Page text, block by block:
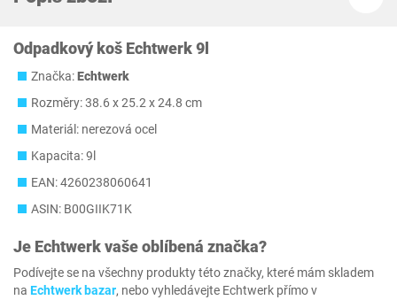
Odpadkový koš Echtwerk 9l
Značka:Echtwerk
Rozměry: 38.6 x 25.2 x 24.8 cm
Materiál: nerezová ocel
Kapacita: 9l
EAN: 4260238060641
ASIN: B00GIIK71K
Je Echtwerkvaše oblíbená značka?
Podívejte se na všechny produkty této značky, které mám skladem
na Echtwerk bazar, nebo vyhledávejte Echtwerk přímo v